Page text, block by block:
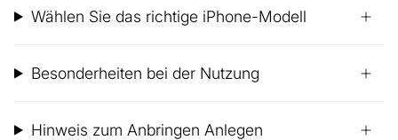
Wählen Sie das richtige iPhone-Modell
Besonderheiten bei der Nutzung
Hinweis zum Anbringen Anlegen